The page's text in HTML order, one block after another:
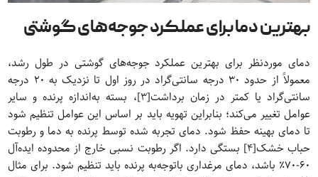
بهترین دما برای عملکرد جوجه‌های گوشتی
دمای موردنظر برای بهترین عملکرد جوجه‌های گوشتی در طول رشد،
معمولاً از حدود 30 درجه سانتی‌گراد در روز اول تا نزدیک به 20 درجه
سانتی‌گراد یا کمتر در زمان برداشت[3] ، بسته به‌اندازه پرنده و سایر
عوامل تغییر می‌کند؛ بنابراین تهویه باید بر اساس این عوامل تنظیم شود
تا دمای بهینه حفظ شود. دمای تجربه شده توسط پرنده به دما و رطوبت
حباب خشک[4]
بستگی دارد. اگر رطوبت نسبی خارج از محدوده ایده‌آل
60-70٪ باشد، دمای مرغداری باتوجه‌به پرنده باید تنظیم شود. برای مثال